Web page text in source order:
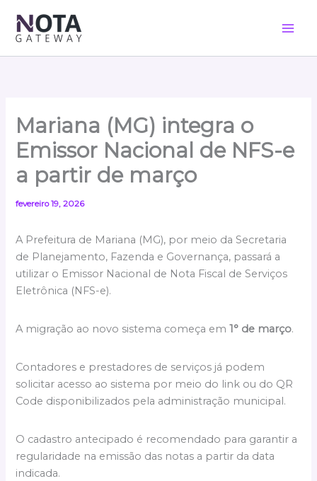
para
conteúdo
Mariana (MG) integra o
Emissor Nacional de NFS-e
a partir de março
fevereiro 19, 2026
A Prefeitura de Mariana (MG), por meio da Secretaria
de Planejamento, Fazenda e Governança, passará a
utilizar o Emissor Nacional de Nota Fiscal de Serviços
Eletrônica (NFS-e).
A migração ao novo sistema começa em1° de março.
Contadores e prestadores de serviços já podem
solicitar acesso ao sistema por meio do link ou do QR
Code disponibilizados pela administração municipal.
O cadastro antecipado é recomendado para garantir a
regularidade na emissão das notas a partir da data
indicada.